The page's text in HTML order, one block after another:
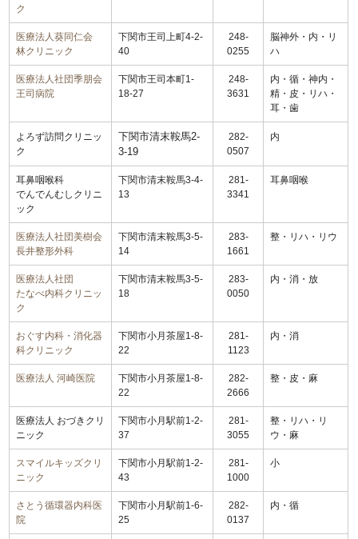
ク
医療法人葵同仁会
林クリニック
下関市王司上町4-2-
40
248-
0255
脳神外・内・リ
ハ
医療法人社団季朋会
王司病院
下関市王司本町1-
18-27
248-
3631
内・循・神内・
精・皮・リハ・
耳・歯
よろず訪問クリニッ
ク
下関市清末鞍馬2-
3-19
282-
0507
内
耳鼻咽喉科
でんでんむしクリニ
ック
下関市清末鞍馬3-4-
13
281-
3341
耳鼻咽喉
医療法人社団美樹会
長井整形外科
下関市清末鞍馬3-5-
14
283-
1661
整・リハ・リウ
医療法人社団
たなべ内科クリニッ
ク
下関市清末鞍馬3-5-
18
283-
0050
内・消・放
おぐす内科・消化器
科クリニック
下関市小月茶屋1-8-
22
281-
1123
内・消
医療法人 河崎医院
下関市小月茶屋1-8-
22
282-
2666
整・皮・麻
医療法人 おづきクリ
ニック
下関市小月駅前1-2-
37
281-
3055
整・リハ・リ
ウ・麻
スマイルキッズクリ
ニック
下関市小月駅前1-2-
43
281-
1000
小
さとう循環器内科医
院
下関市小月駅前1-6-
25
282-
0137
内・循